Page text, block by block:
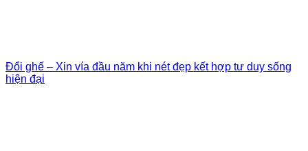
Đổi ghế – Xin vía đầu năm khi nét đẹp kết hợp tư duy sống
hiện đại